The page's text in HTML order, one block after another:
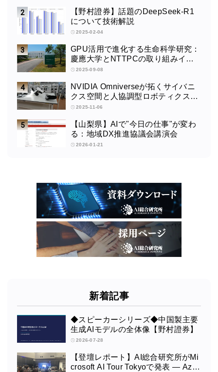
【野村證券】話題のDeepSeek-R1
について技術解説
2025-02-04
GPU活用で進化する生命科学研究：
慶應大学とNTTPCの取り組みイン
タビュー
2025-09-08
NVIDIA Omniverseが拓くサイバニ
クス空間と人協調型ロボティクスの
未来：筑波大学サイバニクス研究セ
2025-11-06
【山梨県】AIで"今日の仕事"が変わ
る：地域DX推進協議会講演会
2026-01-21
新着記事
◆スピーカーシリーズ◆中国製主要
生成AIモデルの全体像【野村證券】
2026-07-28
【登壇レポート】AI総合研究所がMi
crosoft AI Tour Tokyoで発表 ― Azur